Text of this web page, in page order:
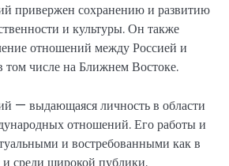
привержен сохранению и развитию
и культуры. Он также
отношений между Россией и
том числе на Ближнем Востоке.
— выдающаяся личность в области
отношений. Его работы и
и востребованными как в
и среди широкой публики.